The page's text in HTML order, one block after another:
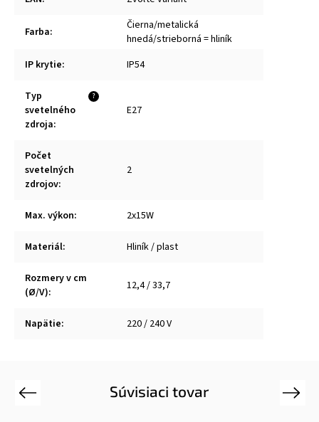
Farba:
Čierna/metalická
hnedá/strieborná = hliník
IP krytie: IP54
?
Typ
svetelného
zdroja:
E27
Počet
svetelných
zdrojov:
2
Max. výkon: 2x15W
Materiál: Hliník / plast
Rozmery v cm
(Ø/V): 12,4 / 33,7
Napätie: 220 / 240 V
Súvisiaci tovar
Previous Next